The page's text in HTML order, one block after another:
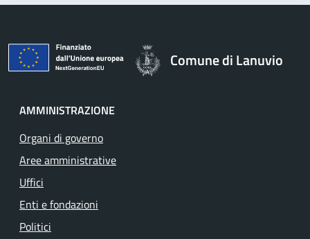
Comune di Lanuvio
AMMINISTRAZIONE
Organi di governo
Aree amministrative
Uffici
Enti e fondazioni
Politici